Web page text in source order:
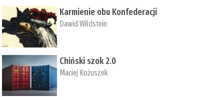
Karmienie obu Konfederacji
Dawid Wildstein
Chiński szok 2.0
Maciej Kożuszek